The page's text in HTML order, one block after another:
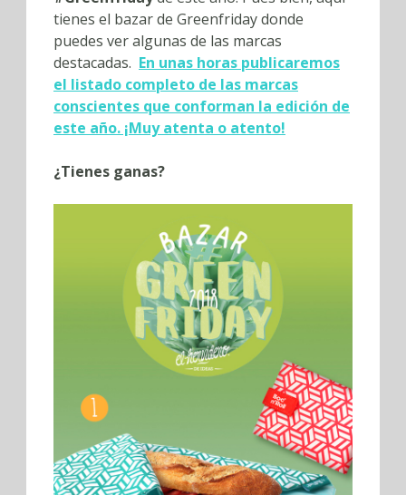
tienes el bazar de Greenfriday donde
puedes ver algunas de las marcas
destacadas. En unas horas publicaremos
el listado completo de las marcas
conscientes que conforman la edición de
este año. ¡Muy atenta o atento!
¿Tienes ganas?